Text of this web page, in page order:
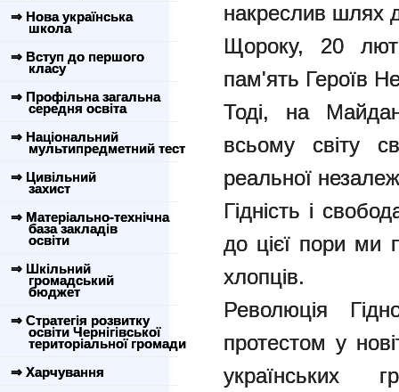
⇒ Нова українська
школа
⇒ Вступ до першого
класу
⇒ Профільна загальна
середня освіта
⇒ Національний
мультипредметний тест
⇒ Цивільний
захист
⇒ Матеріально-технічна
база закладів
освіти
⇒ Шкільний
громадський
бюджет
⇒ Стратегія розвитку
освіти Чернігівської
територіальної громади
⇒ Харчування
накреслив шлях
Щороку, 20
пам'ять Героїв
Тоді, на
всьому світу
реальної
Гідність і
до цієї пори ми
хлопців.
Революція
протестом у